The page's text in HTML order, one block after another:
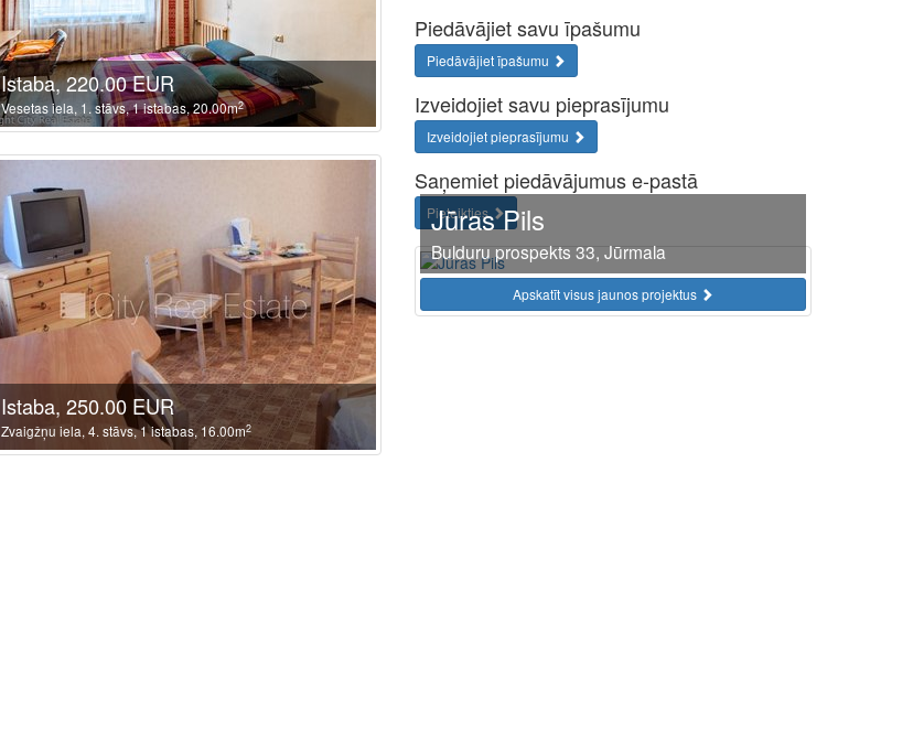
Istaba, 220.00 EUR
Vesetas iela, 1. stāvs, 1 istabas, 20.00m2
Istaba, 250.00 EUR
Zvaigžņu iela, 4. stāvs, 1 istabas, 16.00m2
Piedāvājiet savu īpašumu
Piedāvājiet īpašumu
Izveidojiet savu pieprasījumu
Izveidojiet pieprasījumu
Saņemiet piedāvājumus e-pastā
Pieteikties
Jūras Pils
Bulduru prospekts 33, Jūrmala
Apskatīt visus jaunos projektus